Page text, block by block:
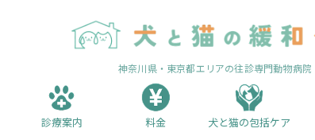
神奈川県・東京都エリアの往診専門動物病院
診療案内 料金 犬と猫の包括ケア